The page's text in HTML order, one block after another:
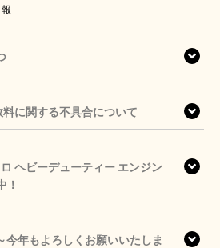
料に関する不具合について
ヘビーデューティー エンジン
！
今年もよろしくお願いいたしま